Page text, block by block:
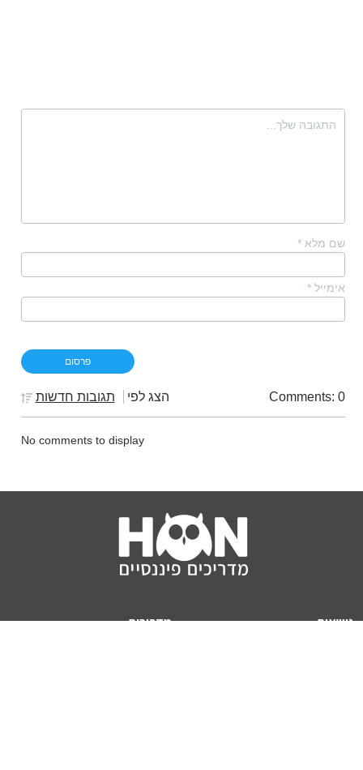
שם מלא *
אימייל *
Comments: 0 הצג לפי תגובות חדשות
No comments to display
נושאים
מדריכים